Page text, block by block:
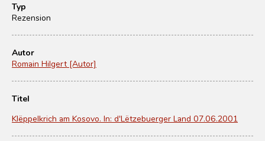
Typ
Rezension
Autor
Romain Hilgert [Autor]
Titel
Klëppelkrich am Kosovo. In: d'Lëtzebuerger Land 07.06.2001